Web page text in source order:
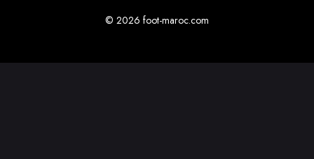
© 2026 foot-maroc.com